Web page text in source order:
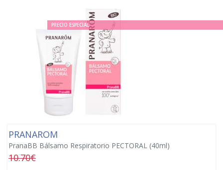
PRECIO ESPECIAL
PRANAROM
PranaBB Bálsamo Respiratorio PECTORAL (40ml)
10.70€